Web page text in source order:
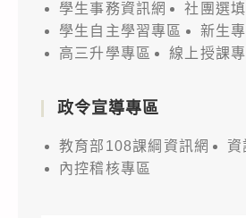
學生事務資訊網
社團選
學生自主學習專區
新生
高三升學專區
線上授課
政令宣導專區
教育部108課綱資訊網
資
內控稽核專區